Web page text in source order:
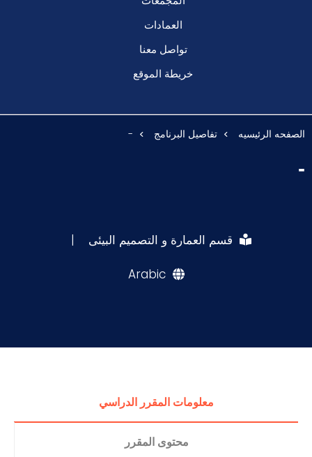
العمادات
تواصل معنا
خريطة الموقع
الصفحه الرئيسيه تفاصيل البرنامج -
-
قسم العمارة و التصميم البيئى |
Arabic
معلومات المقرر الدراسي
محتوى المقرر